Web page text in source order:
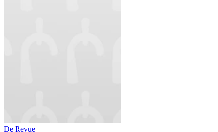
De Revue